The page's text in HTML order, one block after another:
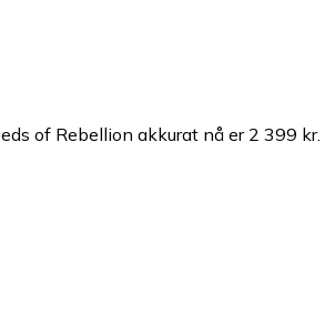
of Rebellion akkurat nå er 2 399 kr.